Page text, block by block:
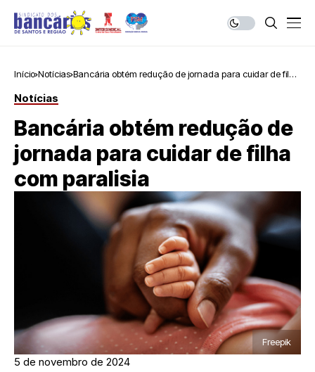
Início Notícias Bancária obtém redução de jornada para cuidar de filha
Notícias
Bancária obtém redução de
jornada para cuidar de filha
com paralisia
Freepik
5 de novembro de 2024